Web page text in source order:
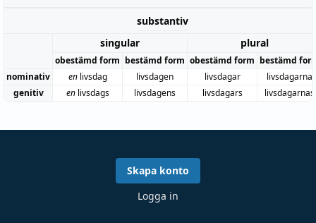
substantiv
singular
plural
obestämd form bestämd form obestämd form bestämd
nominativ
enlivsdag livsdagen livsdagar
livsdagarna
genitiv
enlivsdags livsdagens livsdagars livsdagarnas
Skapa konto
Logga in